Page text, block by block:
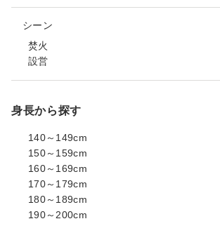
シーン
焚火
設営
身長から探す
140～149cm
150～159cm
160～169cm
170～179cm
180～189cm
190～200cm